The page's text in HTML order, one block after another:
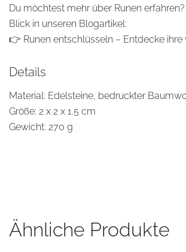
Du möchtest mehr über Runen
Blick in unseren Blogartikel:
👉 Runen entschlüsseln – Entdecke
Details
Material: Edelsteine, bedruckter
Größe: 2 x 2 x 1.5 cm
Gewicht: 270 g
Ähnliche Produkte